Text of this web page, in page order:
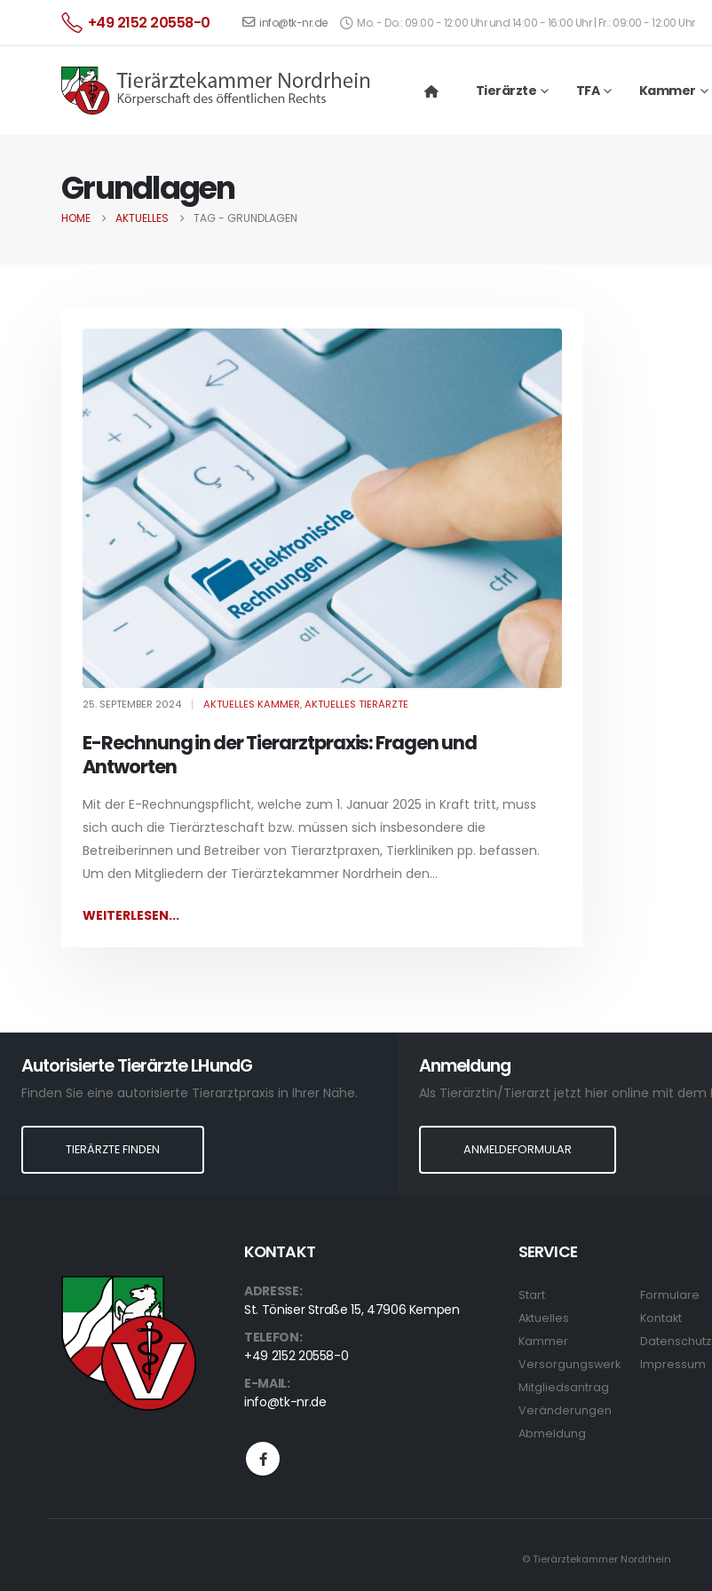
+49 2152 20558-0 info@tk-nr.de Mo. - Do.: 09:00 - 12:00 Uhr und 14:00 - 16:00 Uhr | Fr.: 09:00 - 12:00 Uhr
Tierärzte TFA Kammer
Grundlagen
HOME AKTUELLES TAG - GRUNDLAGEN
25. SEPTEMBER 2024 AKTUELLES KAMMER,AKTUELLES TIERÄRZTE
E-Rechnung in der Tierarztpraxis: Fragen und
Antworten
Mit der E-Rechnungspflicht, welche zum 1. Januar 2025 in Kraft tritt, muss
sich auch die Tierärzteschaft bzw. müssen sich insbesondere die
Betreiberinnen und Betreiber von Tierarztpraxen, Tierkliniken pp. befassen.
Um den Mitgliedern der Tierärztekammer Nordrhein den...
WEITERLESEN...
Autorisierte Tierärzte LHundG
Finden Sie eine autorisierte Tierarztpraxis in Ihrer Nähe.
TIERÄRZTE FINDEN
Anmeldung
ANMELDEFORMULAR
KONTAKT
ADRESSE:
St. Töniser Straße 15, 47906 Kempen
TELEFON:
+49 2152 20558-0
E-MAIL:
info@tk-nr.de
SERVICE
Start
Aktuelles
Kammer
Versorgungswerk
Mitgliedsantrag
Veränderungen
Abmeldung
Formulare
Kontakt
Datenschutz
Impressum
© Tierärztekammer Nordrhein